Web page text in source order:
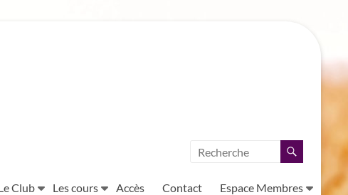
Club Les cours Accès Contact Espace Membres